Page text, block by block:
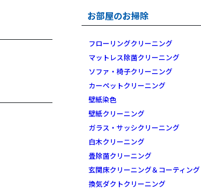
お部屋のお掃除
フローリングクリーニング
マットレス除菌クリーニング
ソファ・椅子クリーニング
カーペットクリーニング
壁紙染色
壁紙クリーニング
ガラス・サッシクリーニング
白木クリーニング
畳除菌クリーニング
玄関床クリーニング＆コーティング
換気ダクトクリーニング